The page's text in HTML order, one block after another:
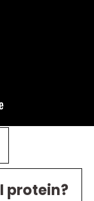
protein?